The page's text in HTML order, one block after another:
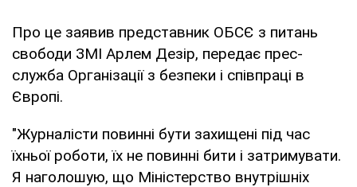
Про це заявив представник ОБСЄ з питань
свободи ЗМІ Арлем Дезір, передає прес-
служба Організації з безпеки і співпраці в
Європі.
"Журналісти повинні бути захищені під час
їхньої роботи, їх не повинні бити і затримувати.
Я наголошую, що Міністерство внутрішніх